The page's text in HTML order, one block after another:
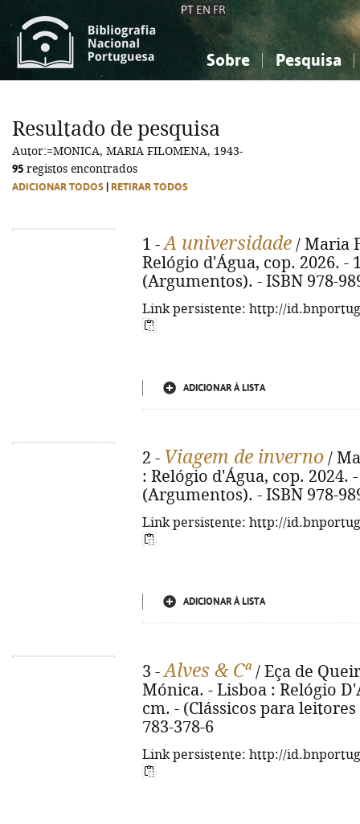
PT EN FR
Sobre Pesquisa
Ciências sociais...
Arte, desporto...
Ciências sociais...
Arte, desporto...
Resultado de pesquisa
Autor:=MONICA, MARIA FILOMENA, 1943-
95 registos encontrados
ADICIONAR TODOS RETIRAR TODOS
1 -A universidade / Maria
Relógio d'Água, cop. 2026. -
(Argumentos). - ISBN 978-
Link persistente: http://
ADICIONAR À LISTA
2 - Viagem de inverno /
: Relógio d'Água, cop. 2024.
(Argumentos). - ISBN 978-
Link persistente: http://
ADICIONAR À LISTA
3 -Alves & Cª/ Eça de
Mónica. - Lisboa : Relógio
cm. - (Clássicos para
783-378-6
Link persistente: http://